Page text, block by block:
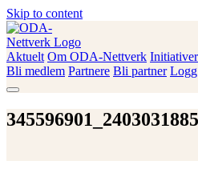
Skip to content
ODA-Nettverk
Aktuelt Om ODA-Nettverk Initiativer
Bli medlem Partnere Bli partner